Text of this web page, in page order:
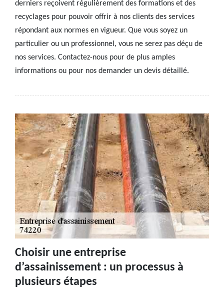
derniers reçoivent régulièrement des formations et des
recyclages pour pouvoir offrir à nos clients des services
répondant aux normes en vigueur. Que vous soyez un
particulier ou un professionnel, vous ne serez pas déçu de
nos services. Contactez-nous pour de plus amples
informations ou pour nos demander un devis détaillé.
Choisir une entreprise
d’assainissement : un processus à
plusieurs étapes